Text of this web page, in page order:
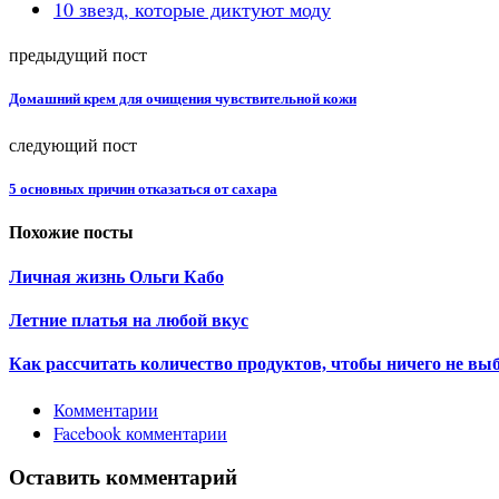
10 звезд, которые диктуют моду
предыдущий пост
Домашний крем для очищения чувствительной кожи
следующий пост
5 основных причин отказаться от сахара
Похожие посты
Личная жизнь Ольги Кабо
Летние платья на любой вкус
Как рассчитать количество продуктов, чтобы ничего не
Комментарии
Facebook комментарии
Оставить комментарий